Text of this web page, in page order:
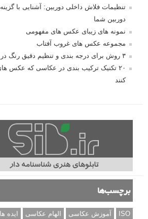
تنظیمات فلاش داخلی دوربین: آشنایی با
دوربین شما
نمونه های زیبای عکس های مفهومی
مجموعه عکس های غروب آفتاب
۳ روش برای درجه بندی و تنظیم دقیق رنگ در فتوشاپ
۲۰ تکنیک ترکیب بندی در عکاسی که عکس
کنند
برچسب‌ها
ISO آموزش عکاسی الهام عکاسی ایده